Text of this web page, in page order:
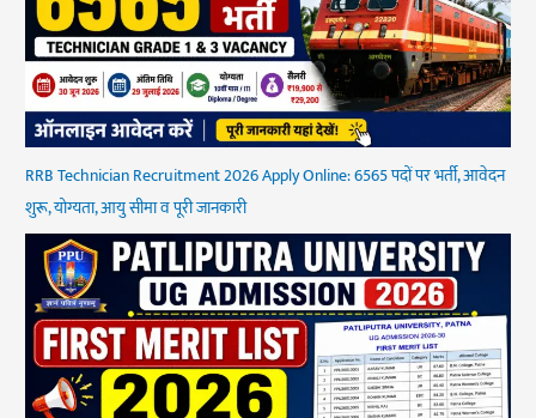
RRB Technician Recruitment 2026 Apply Online: 6565 पदों पर भर्ती, आवेदन
शुरू, योग्यता, आयु सीमा व पूरी जानकारी